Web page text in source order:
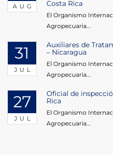
AUG
Costa Rica
El Organismo
Agropecuaria...
31
JUL
Auxiliares de
– Nicaragua
El Organismo
Agropecuaria...
27
JUL
Oficial de
Rica
El Organismo
Agropecuaria...